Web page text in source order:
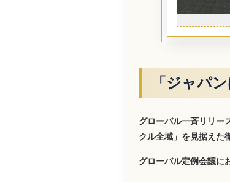
「ジャパ
グローバル一斉リリー
クル全域」を見据えた
グローバル定例会議に